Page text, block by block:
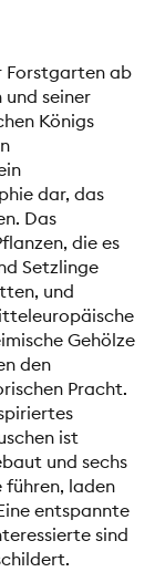
Forstgarten ab
und seiner
Königs
dar, das
Das
die es
Setzlinge
und
Gehölze
den
Pracht.
ist
und sechs
führen, laden
entspannte
sind